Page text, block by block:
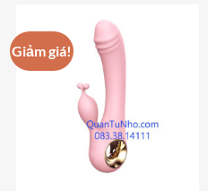
Giảm giá!